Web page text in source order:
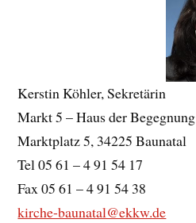
Kerstin Köhler, Sekretärin
Markt 5 – Haus der Begegnung
Marktplatz 5, 34225 Baunatal
Tel 05 61 – 4 91 54 17
Fax 05 61 – 4 91 54 38
kirche-baunatal@ekkw.de